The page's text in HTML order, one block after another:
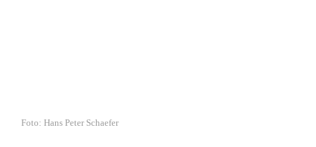
Foto: Hans Peter Schaefer